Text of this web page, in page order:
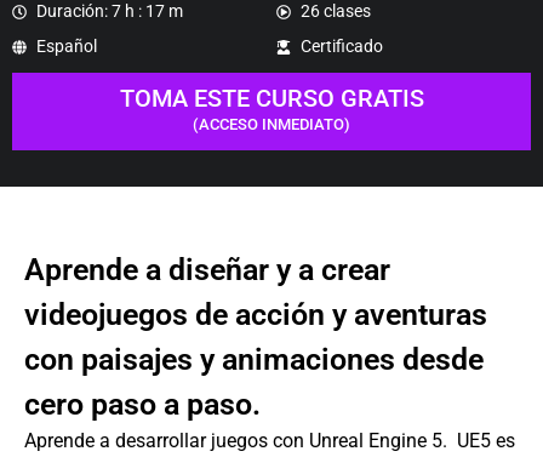
Duración: 7 h : 17 m
26 clases
Español
Certificado
TOMA ESTE CURSO GRATIS
(ACCESO INMEDIATO)
Aprende a diseñar y a crear
videojuegos de acción y aventuras
con paisajes y animaciones desde
cero paso a paso.
Aprende a desarrollar juegos con Unreal Engine 5. UE5 es